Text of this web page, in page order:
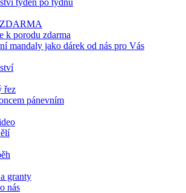
týden po týdnu
k porodu zdarma
mandaly jako dárek od nás pro Vás
řez
pánevním
granty
nás